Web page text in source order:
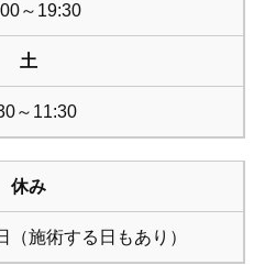
～19:30
土
～11:30
休み
（施術する日もあり）